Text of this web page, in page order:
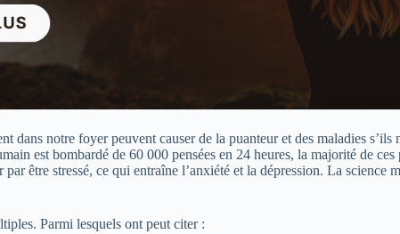
dans notre foyer peuvent causer de la puanteur et des maladies
est bombardé de 60 000 pensées en 24 heures, la majorité de
être stressé, ce qui entraîne l’anxiété et la dépression. La
Parmi lesquels ont peut citer :